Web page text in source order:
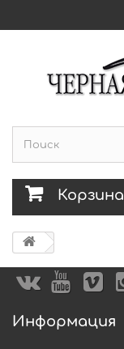
Корзина
Информация